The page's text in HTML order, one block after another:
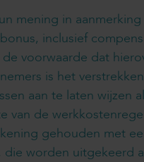
mening in
inclusief
voorwaarde dat
is het
aan te laten wijzen
van de
gehouden met
worden uitgekeerd